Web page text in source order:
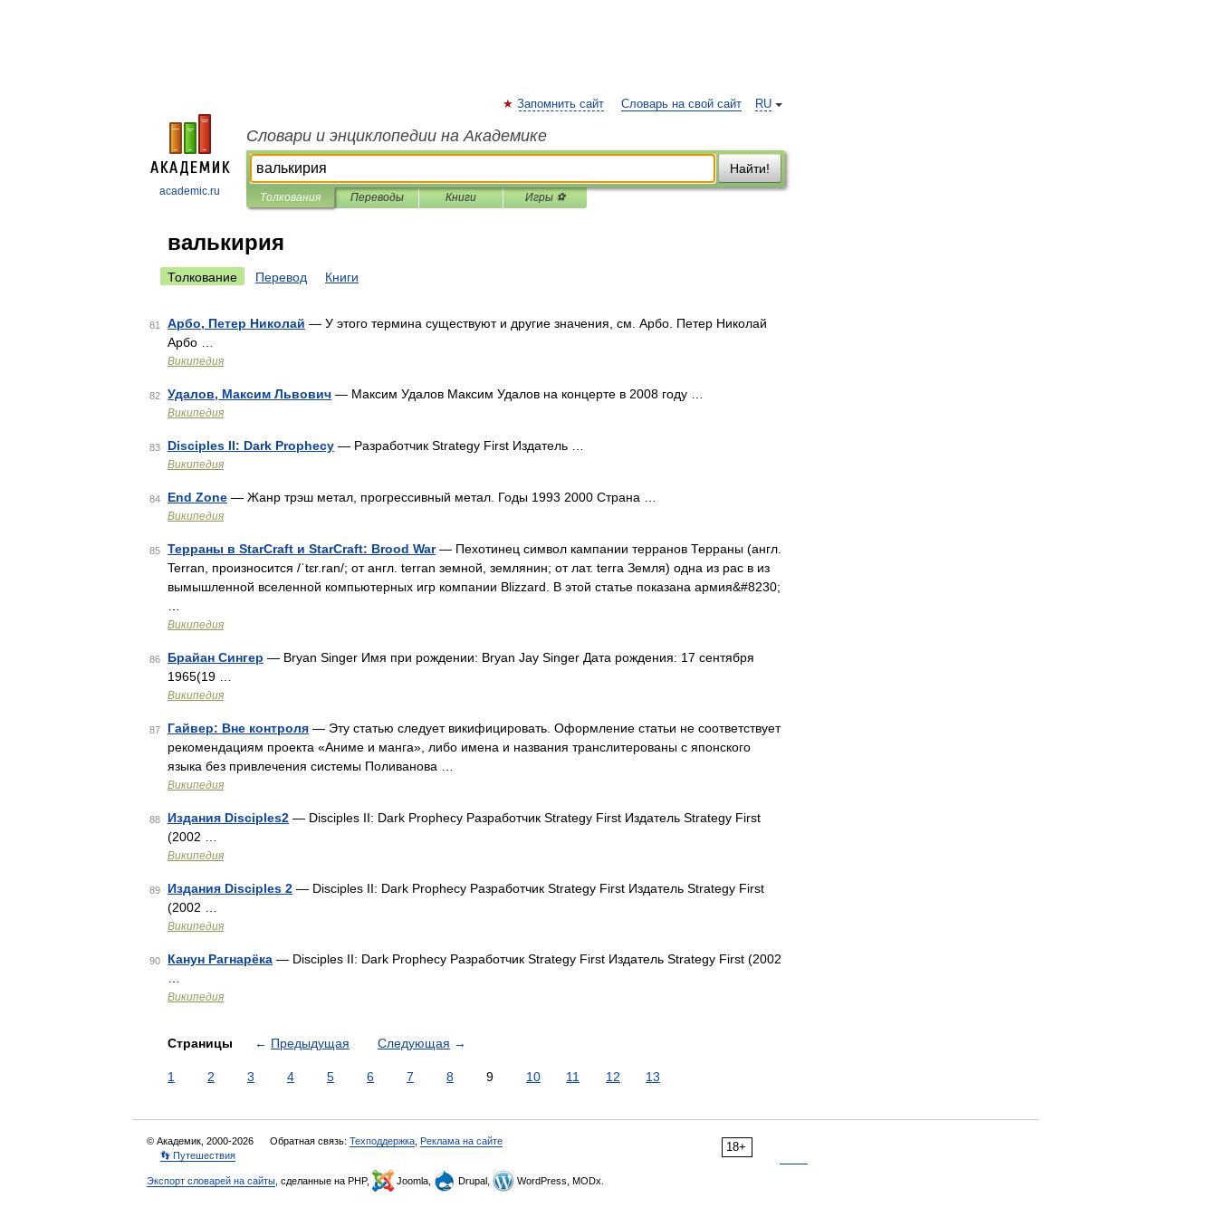
academic.ru
RU
Запомнить сайт Словарь на свой сайт
Словари и энциклопедии на Академике
Найти!
Толкования Переводы Книги Игры ⚽
валькирия
Толкование Перевод Книги
81 Арбо, Петер Николай — У этого термина существуют и другие значения, см. Арбо. Петер Николай
Арбо …
Википедия
82 Удалов, Максим Львович — Максим Удалов Максим Удалов на концерте в 2008 году …
Википедия
83 Disciples II: Dark Prophecy — Разработчик Strategy First Издатель …
Википедия
84 End Zone — Жанр трэш метал, прогрессивный метал. Годы 1993 2000 Страна …
Википедия
85 Терраны в StarCraft и StarCraft: Brood War— Пехотинец символ кампании терранов Терраны (англ.
Terran, произносится /ˈtɛr.ran/; от англ. terran земной, землянин; от лат. terra Земля) одна из рас в из
вымышленной вселенной компьютерных игр компании Blizzard. В этой статье показана армия&#8230;
Википедия
86 Брайан Сингер — Bryan Singer Имя при рождении: Bryan Jay Singer Дата рождения: 17 сентября
1965(19 …
Википедия
87 Гайвер: Вне контроля — Эту статью следует викифицировать. Оформление статьи не соответствует
рекомендациям проекта «Аниме и манга», либо имена и названия транслитерованы с японского
языка без привлечения системы Поливанова …
Википедия
88 Издания Disciples2 — Disciples II: Dark Prophecy Разработчик Strategy First Издатель Strategy First
(2002 …
Википедия
89 Издания Disciples 2 — Disciples II: Dark Prophecy Разработчик Strategy First Издатель Strategy First
(2002 …
Википедия
90 Канун Рагнарёка — Disciples II: Dark Prophecy Разработчик Strategy First Издатель Strategy First (2002
Википедия
Страницы ← Предыдущая Следующая →
1 2 3 4 5 6 7 8 9 10 11 12 13
18+
© Академик, 2000-2026 Обратная связь: Техподдержка Реклама на сайте
👣 Путешествия
Экспорт словарей на сайты , сделанные на PHP, Joomla, Drupal, WordPress, MODx.